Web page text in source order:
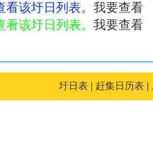
该圩日列表。 我要查看
该圩日列表。 我要查看
圩日表 赶集日历表